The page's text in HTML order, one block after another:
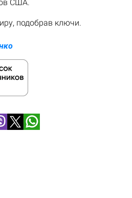
США.
подобрав ключи.